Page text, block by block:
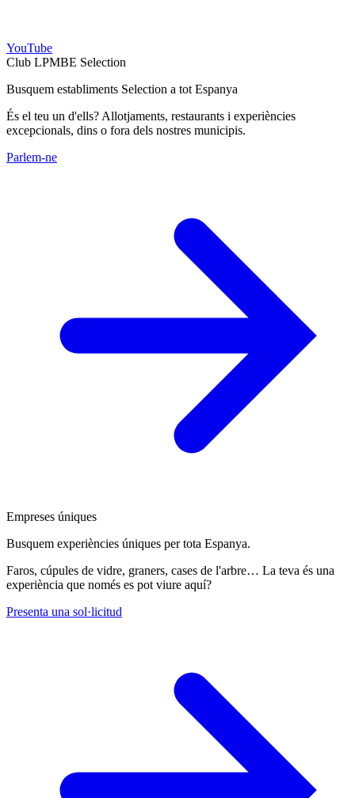
YouTube
Club LPMBE Selection
Busquem establiments Selection a tot Espanya
És el teu un d'ells? Allotjaments, restaurants i experiències
excepcionals, dins o fora dels nostres municipis.
Parlem-ne
Empreses úniques
Busquem experiències úniques per tota Espanya.
Faros, cúpules de vidre, graners, cases de l'arbre… La teva és una
experiència que només es pot viure aquí?
Presenta una sol·licitud